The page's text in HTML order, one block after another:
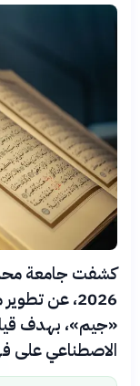
2026، عن
«جيم»، بهدف
الاصطناعي على